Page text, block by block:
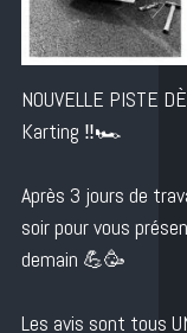
NOUVELLE PISTE
Karting ‼️🏎️
Après 3 jours de
soir pour vous
demain 💪🥳
Les avis sont tous